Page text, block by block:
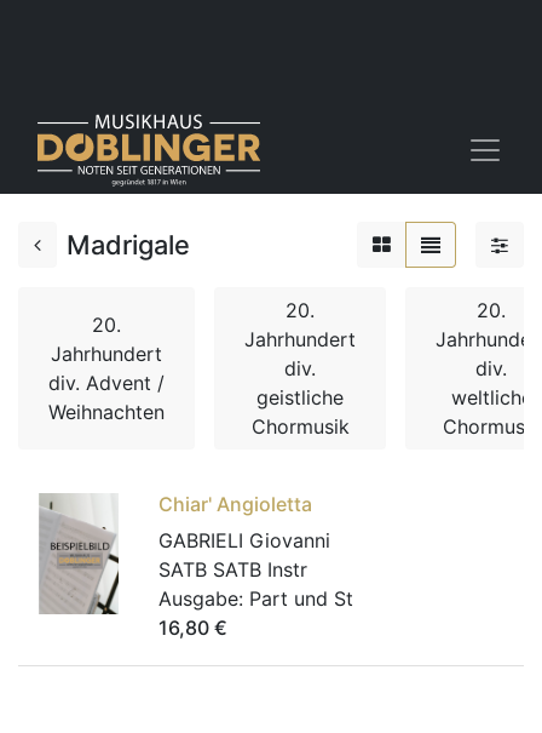
Madrigale
20.
Jahrhundert
div. Advent /
Weihnachten
20.
Jahrhundert
div.
geistliche
Chormusik
20.
div.
weltliche
Chormusik
Chiar' Angioletta
GABRIELI Giovanni
SATB SATB Instr
Ausgabe: Part und St
16,80 €